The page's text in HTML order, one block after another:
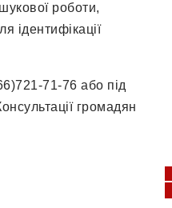
роботи,
ідентифікації
71-76 або під
громадян